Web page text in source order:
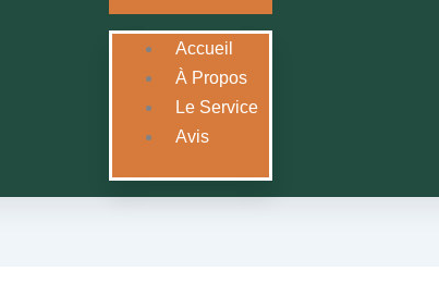
Accueil
À Propos
Le Service
Avis